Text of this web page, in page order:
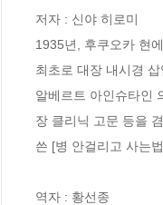
저자 : 신야 히로미
1935년, 후쿠오카 현
최초로 대장 내시경
알베르트 아인슈타인
장 클리닉 고문 등을
쓴 [병 안걸리고 사는
역자 : 황선종